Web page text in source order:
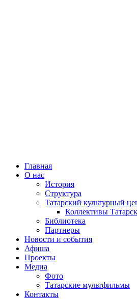
Главная
О нас
История
Структура
Татарский культурный
Коллективы
Библиотека
Партнеры
Новости и события
Афиша
Проекты
Медиа
Фото
Татарские мультфильмы
Контакты